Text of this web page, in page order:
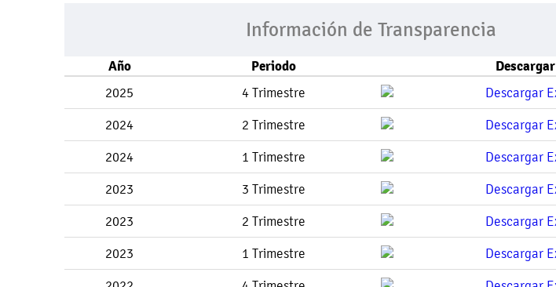
Información de Transparencia
Año Periodo Descargar
2025 4 Trimestre
2024 2 Trimestre
2024 1 Trimestre
2023 3 Trimestre
2023 2 Trimestre
2023 1 Trimestre